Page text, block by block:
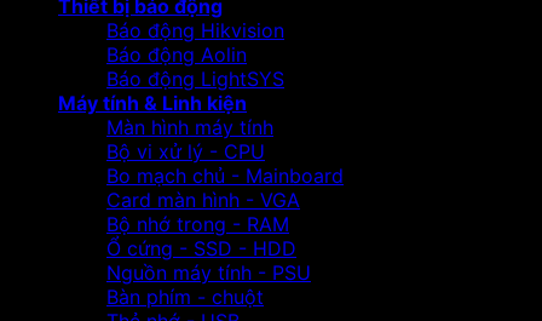
Thiết bị báo động
Báo động Hikvision
Báo động Aolin
Báo động LightSYS
Máy tính & Linh kiện
Màn hình máy tính
Bộ vi xử lý - CPU
Bo mạch chủ - Mainboard
Card màn hình - VGA
Bộ nhớ trong - RAM
Ổ cứng - SSD - HDD
Nguồn máy tính - PSU
Bàn phím - chuột